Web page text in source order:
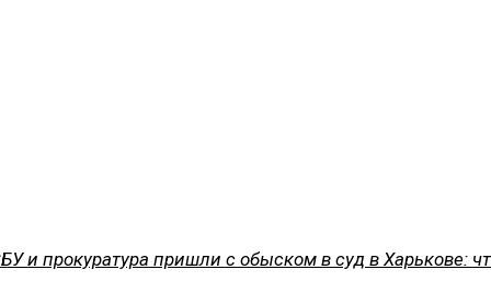
и прокуратура пришли с обыском в суд в Харькове: